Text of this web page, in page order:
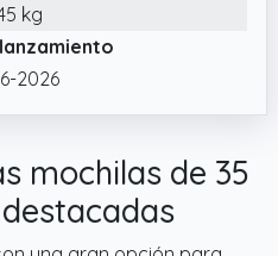
kg
2026
mochilas de 35